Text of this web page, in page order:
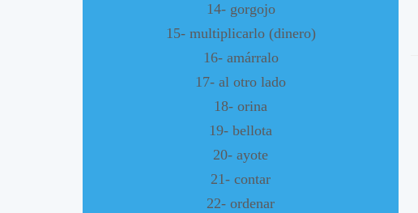
14- gorgojo
15- multiplicarlo (dinero)
16- amárralo
17- al otro lado
18- orina
19- bellota
20- ayote
21- contar
22- ordenar